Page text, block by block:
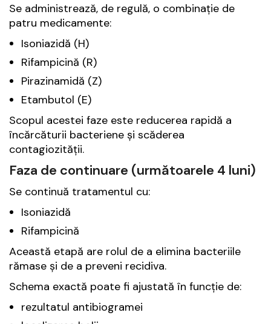
Se administrează, de regulă, o combinație de
patru medicamente:
Isoniazidă (H)
Rifampicină (R)
Pirazinamidă (Z)
Etambutol (E)
Scopul acestei faze este reducerea rapidă a
încărcăturii bacteriene și scăderea
contagiozității.
Faza de continuare (următoarele 4 luni)
Se continuă tratamentul cu:
Isoniazidă
Rifampicină
Această etapă are rolul de a elimina bacteriile
rămase și de a preveni recidiva.
Schema exactă poate fi ajustată în funcție de:
rezultatul antibiogramei